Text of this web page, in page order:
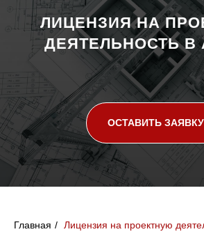
ЛИЦЕНЗИЯ НА
ДЕЯТЕЛЬНОСТЬ В
ОСТАВИТЬ ЗАЯВКУ
Главная / Лицензия на проектную